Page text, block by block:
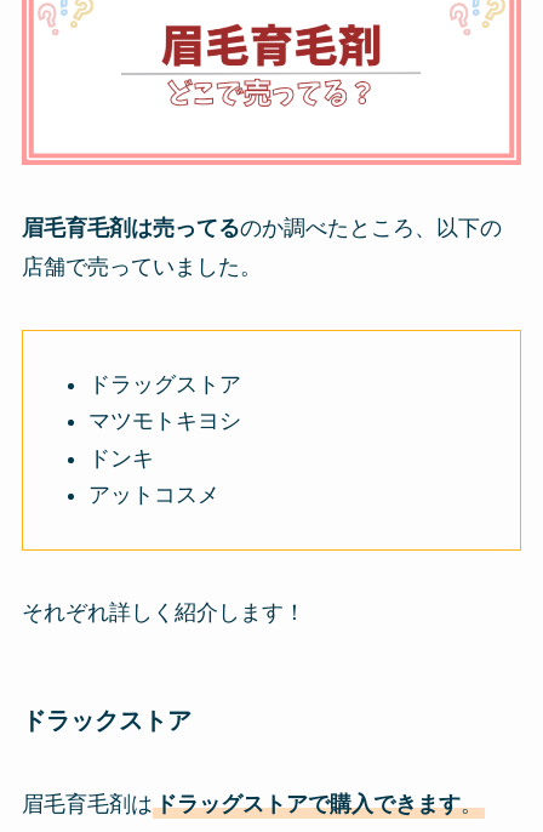
眉毛育毛剤は売ってるのか調べたところ、以下の
店舗で売っていました。
ドラッグストア
マツモトキヨシ
ドンキ
アットコスメ
それぞれ詳しく紹介します！
ドラックストア
眉毛育毛剤はドラッグストアで購入できます。